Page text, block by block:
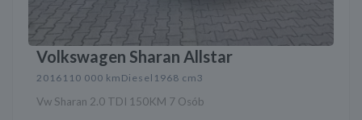
Volkswagen Sharan Allstar
2016 110 000 km Diesel 1968 cm3
Vw Sharan 2.0 TDI 150KM 7 Osób